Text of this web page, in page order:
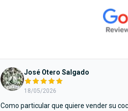
José Otero Salgado
18/05/2026
Como particular que quiere vender su